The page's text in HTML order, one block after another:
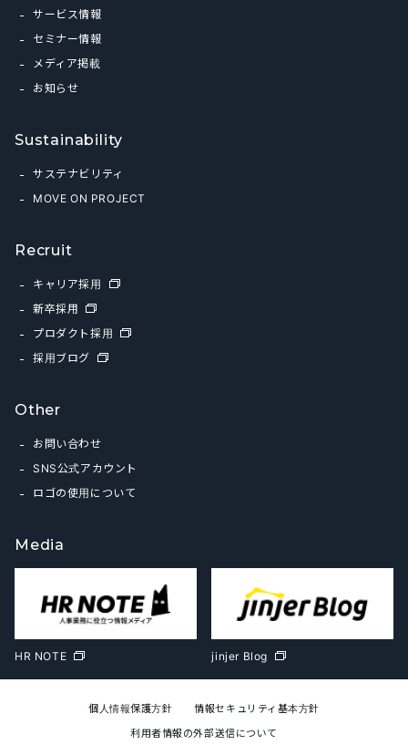
サービス情報
セミナー情報
メディア掲載
お知らせ
Sustainability
サステナビリティ
MOVE ON PROJECT
Recruit
キャリア採用
新卒採用
プロダクト採用
採用ブログ
Other
お問い合わせ
SNS公式アカウント
ロゴの使用について
Media
HR NOTE jinjer Blog
個人情報保護方針
情報セキュリティ基本方針
利用者情報の外部送信について